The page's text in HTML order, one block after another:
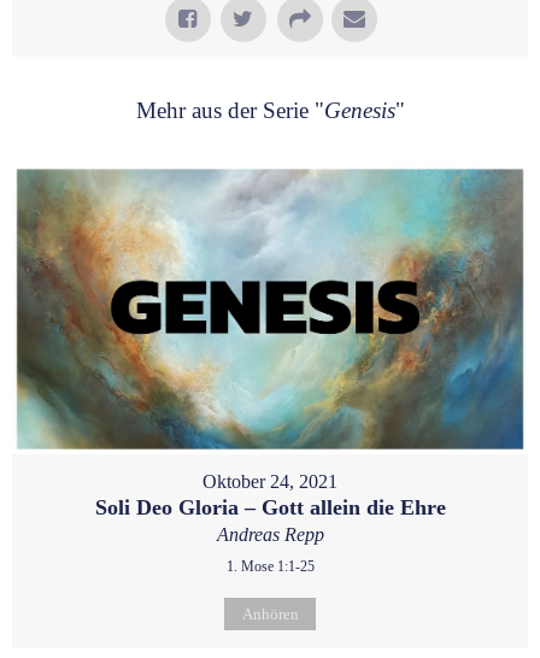
Mehr aus der Serie "Genesis"
Oktober 24, 2021
Soli Deo Gloria – Gott allein die Ehre
Andreas Repp
1. Mose 1:1-25
Anhören